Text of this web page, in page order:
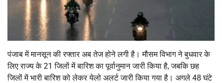
पंजाब में मानसून की रफ्तार अब तेज होने लगी है। मौसम विभाग ने बुधवार के
लिए राज्य के 21 जिलों में बारिश का पूर्वानुमान जारी किया है, जबकि छह
जिलों में भारी बारिश को लेकर येलो अलर्ट जारी किया गया है। अगले 48 घंटे